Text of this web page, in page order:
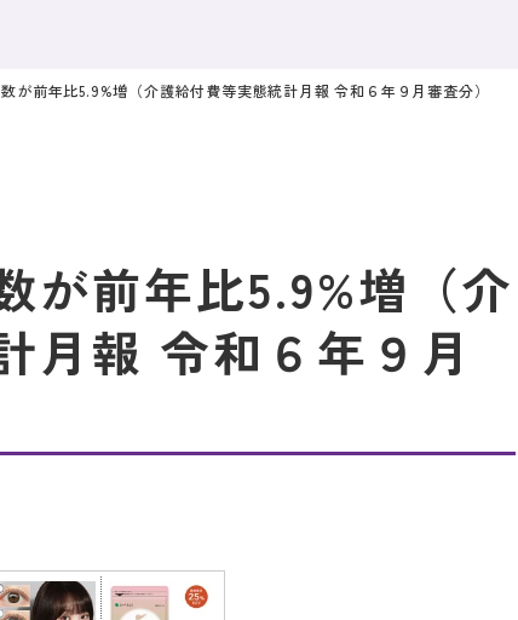
が前年比5.9%増（介護給付費等実態統計月報 令和６年９月審査分）
が前年比5.9%増（介
月報 令和６年９月